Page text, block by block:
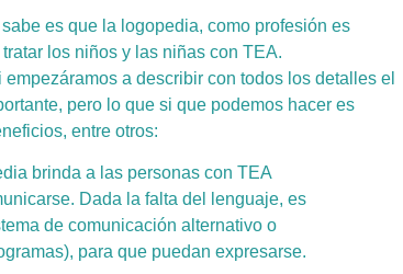
es que la logopedia, como profesión es
los niños y las niñas con TEA.
a describir con todos los detalles el
pero lo que si que podemos hacer es
entre otros:
brinda a las personas con TEA
Dada la falta del lenguaje, es
de comunicación alternativo o
para que puedan expresarse.